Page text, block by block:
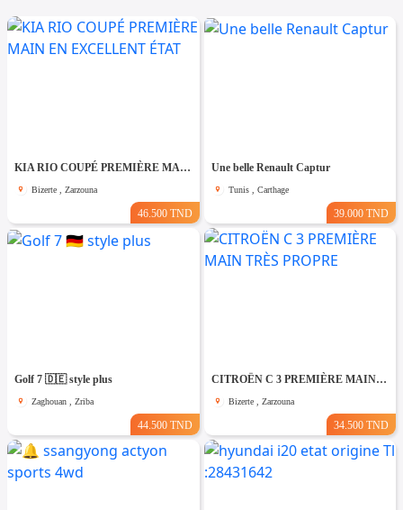
KIA RIO COUPÉ PREMIÈRE MAIN EN EXCELLENT ÉTAT
Bizerte , Zarzouna
46.500 TND
Une belle Renault Captur
Tunis , Carthage
39.000 TND
Golf 7 🇩🇪 style plus
Zaghouan , Zriba
44.500 TND
CITROËN C 3 PREMIÈRE MAIN TRÈS PROPRE
Bizerte , Zarzouna
34.500 TND